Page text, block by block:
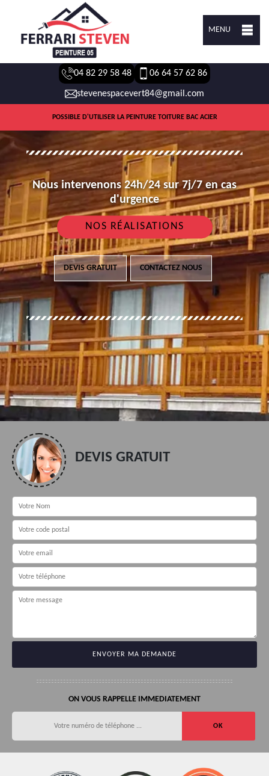
MENU
04 82 29 58 48 06 64 57 62 86
stevenespacevert84@gmail.com
POSSIBLE D'UTILISER LA PEINTURE TOITURE BAC ACIER
Nous intervenons 24h/24 sur 7j/7 en cas
d'urgence
NOS RÉALISATIONS
DEVIS GRATUIT CONTACTEZ NOUS
DEVIS GRATUIT
ON VOUS RAPPELLE IMMEDIATEMENT